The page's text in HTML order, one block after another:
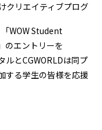
無料セミナー
チュートリアル
検定
スケジュール
その他
クリエイティブプログ
WOW Student
エントリーを
ルとCGWORLDは同プ
する学生の皆様を応援